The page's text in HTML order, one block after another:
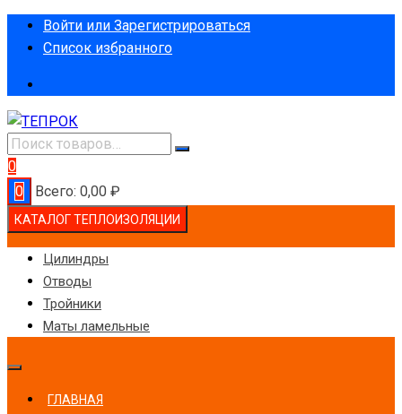
ПерейтиВойти или Зарегистрироваться
Список избранного
0
0
Всего: 0,00 ₽
КАТАЛОГ ТЕПЛОИЗОЛЯЦИИ
Цилиндры
Отводы
Тройники
Маты ламельные
ГЛАВНАЯ